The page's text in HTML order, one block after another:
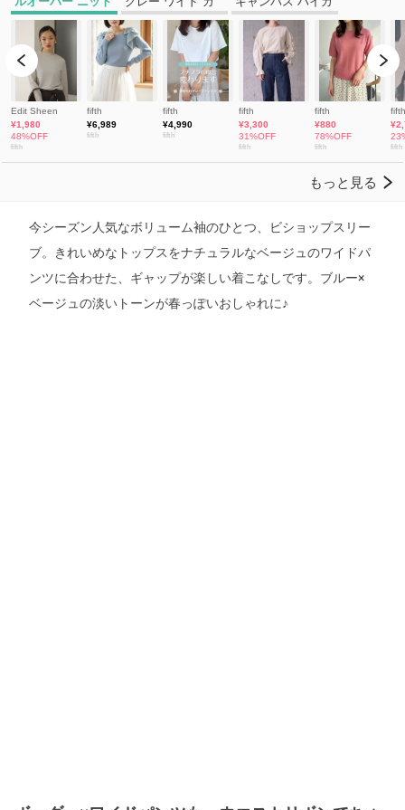
今シーズン人気なボリューム袖のひとつ、ビショップスリー
ブ。きれいめなトップスをナチュラルなベージュのワイドパ
ンツに合わせた、ギャップが楽しい着こなしです。ブルー×
ベージュの淡いトーンが春っぽいおしゃれに♪